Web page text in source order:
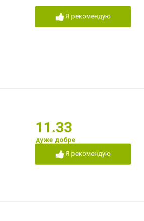
Я рекомендую
11.33
дуже добре
Я рекомендую